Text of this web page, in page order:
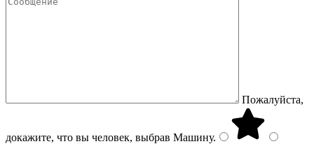
Пожалуйста,
докажите, что вы человек, выбрав Машину.